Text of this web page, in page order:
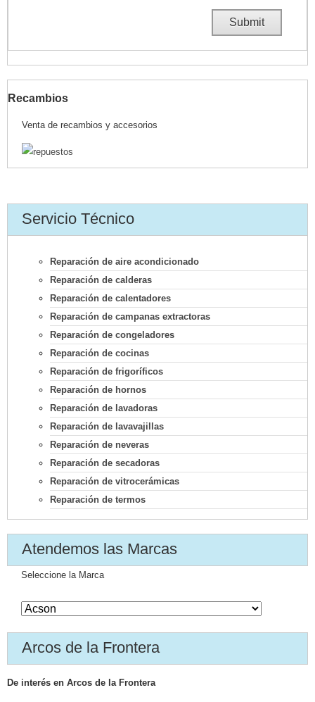
Recambios
Venta de recambios y accesorios
Servicio Técnico
Reparación de aire acondicionado
Reparación de calderas
Reparación de calentadores
Reparación de campanas extractoras
Reparación de congeladores
Reparación de cocinas
Reparación de frigoríficos
Reparación de hornos
Reparación de lavadoras
Reparación de lavavajillas
Reparación de neveras
Reparación de secadoras
Reparación de vitrocerámicas
Reparación de termos
Atendemos las Marcas
Seleccione la Marca
Arcos de la Frontera
De interés en Arcos de la Frontera